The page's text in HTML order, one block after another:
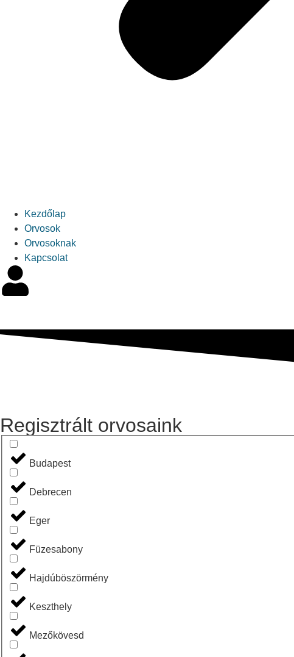
Kezdőlap
Orvosok
Orvosoknak
Kapcsolat
Regisztrált orvosaink
Budapest
Debrecen
Eger
Füzesabony
Hajdúböszörmény
Keszthely
Mezőkövesd